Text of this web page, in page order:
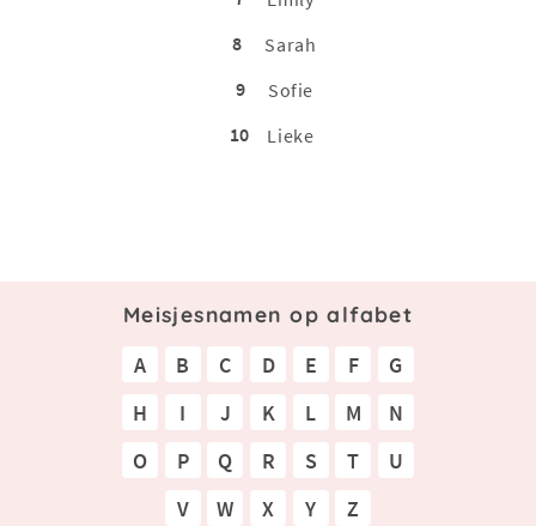
8
Sarah
9
Sofie
10
Lieke
Meisjesnamen op alfabet
A B C D E F
G
H
I J K L M
N
O
P Q R S T
U
V
W X Y Z